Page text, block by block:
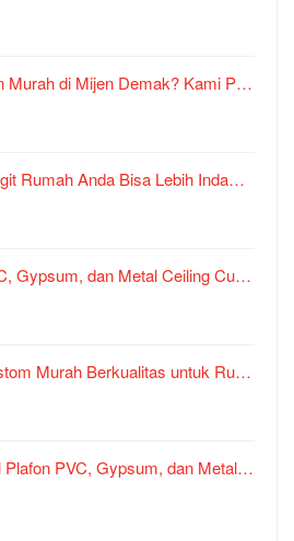
Murah di Mijen Demak? Kami P…
Rumah Anda Bisa Lebih Inda…
Gypsum, dan Metal Ceiling Cu…
Murah Berkualitas untuk Ru…
Plafon PVC, Gypsum, dan Metal…